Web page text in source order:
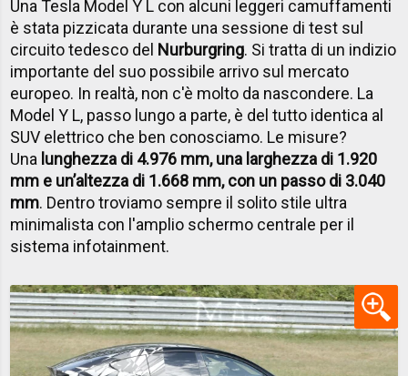
Una Tesla Model Y L con alcuni leggeri camuffamenti
è stata pizzicata durante una sessione di test sul
circuito tedesco del Nurburgring. Si tratta di un indizio
importante del suo possibile arrivo sul mercato
europeo. In realtà, non c'è molto da nascondere. La
Model Y L, passo lungo a parte, è del tutto identica al
SUV elettrico che ben conosciamo. Le misure?
Una lunghezza di 4.976 mm, una larghezza di 1.920
mm e un’altezza di 1.668 mm, con un passo di 3.040
mm. Dentro troviamo sempre il solito stile ultra
minimalista con l'amplio schermo centrale per il
sistema infotainment.